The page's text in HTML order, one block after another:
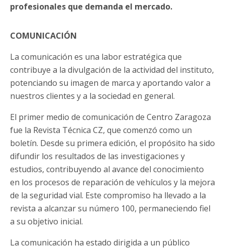
profesionales que demanda el mercado.
COMUNICACIÓN
La comunicación es una labor estratégica que
contribuye a la divulgación de la actividad del instituto,
potenciando su imagen de marca y aportando valor a
nuestros clientes y a la sociedad en general.
El primer medio de comunicación de Centro Zaragoza
fue la Revista Técnica CZ, que comenzó como un
boletín. Desde su primera edición, el propósito ha sido
difundir los resultados de las investigaciones y
estudios, contribuyendo al avance del conocimiento
en los procesos de reparación de vehículos y la mejora
de la seguridad vial. Este compromiso ha llevado a la
revista a alcanzar su número 100, permaneciendo fiel
a su objetivo inicial.
La comunicación ha estado dirigida a un público